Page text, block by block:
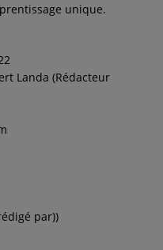
unique.
Landa (Rédacteur
par))